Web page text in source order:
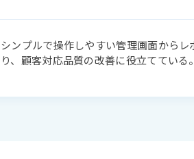
シンプルで操作しやすい管理画面から
り、顧客対応品質の改善に役立てている。